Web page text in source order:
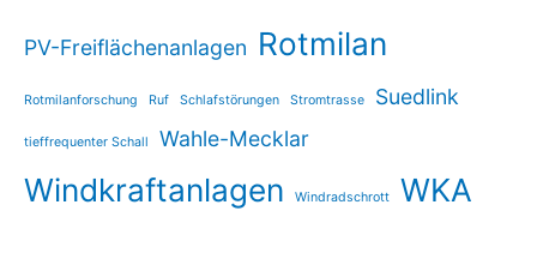
PV-Freiflächenanlagen Rotmilan
Rotmilanforschung Ruf Schlafstörungen Stromtrasse Suedlink
tieffrequenter Schall Wahle-Mecklar
Windkraftanlagen Windradschrott WKA